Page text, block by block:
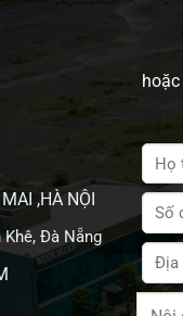
,HÀ NỘI
Đà Nẵng
hoặc